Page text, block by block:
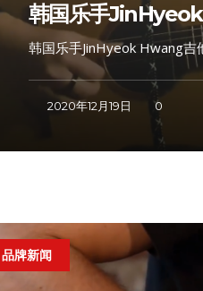
韩国乐手
韩国乐手JinHyeok Hwang
2020年12月19日 0
品牌新闻